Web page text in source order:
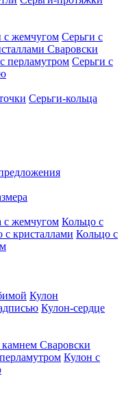
с жемчугом Серьги с
Сваровски
перламутром Серьги с
Серьги-кольца
с жемчугом Кольцо с
с кристаллами Кольцо с
Кулон
Кулон-сердце
Сваровски
Кулон с